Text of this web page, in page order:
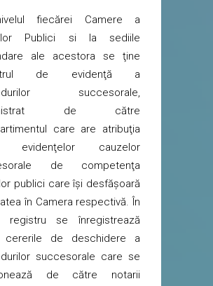
fiecărei Camere a
Publici si la sediile
ale acestora se ţine
de evidenţă a
succesorale,
de către
care are atribuţia
evidenţelor cauzelor
de competenţa
publici care îşi desfăşoară
în Camera respectivă. În
registru se înregistrează
cererile de deschidere a
succesorale care se
de către notarii